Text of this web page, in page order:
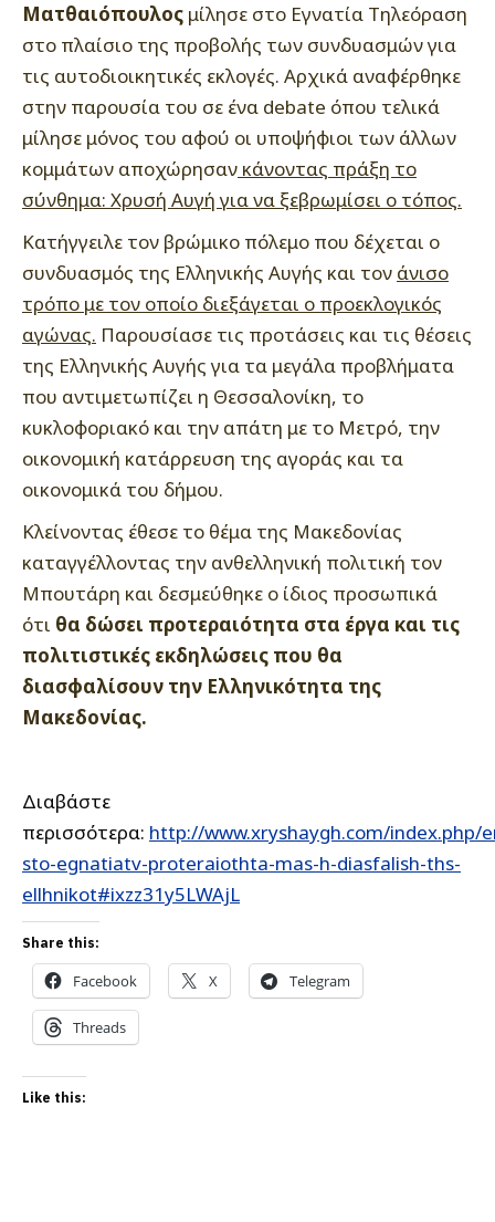
Ματθαιόπουλος μίλησε στο Εγνατία Τηλεόραση
στο πλαίσιο της προβολής των συνδυασμών για
τις αυτοδιοικητικές εκλογές. Αρχικά αναφέρθηκε
στην παρουσία του σε ένα debate όπου τελικά
μίλησε μόνος του αφού οι υποψήφιοι των άλλων
κομμάτων αποχώρησαν κάνοντας πράξη το
σύνθημα: Χρυσή Αυγή για να ξεβρωμίσει ο τόπος.
Κατήγγειλε τον βρώμικο πόλεμο που δέχεται ο
συνδυασμός της Ελληνικής Αυγής και τον άνισο
τρόπο με τον οποίο διεξάγεται ο προεκλογικός
αγώνας. Παρουσίασε τις προτάσεις και τις θέσεις
της Ελληνικής Αυγής για τα μεγάλα προβλήματα
που αντιμετωπίζει η Θεσσαλονίκη, το
κυκλοφοριακό και την απάτη με το Μετρό, την
οικονομική κατάρρευση της αγοράς και τα
οικονομικά του δήμου.
Κλείνοντας έθεσε το θέμα της Μακεδονίας
καταγγέλλοντας την ανθελληνική πολιτική τον
Μπουτάρη και δεσμεύθηκε ο ίδιος προσωπικά
ότι θα δώσει προτεραιότητα στα έργα και τις
πολιτιστικές εκδηλώσεις που θα
διασφαλίσουν την Ελληνικότητα της
Μακεδονίας.
Διαβάστε
περισσότερα: http://www.xryshaygh.com/
sto-egnatiatv-proteraiothta-mas-h-diasfalish-ths-
ellhnikot#ixzz31y5LWAjL
Share this:
Facebook X Telegram
Threads
Like this: